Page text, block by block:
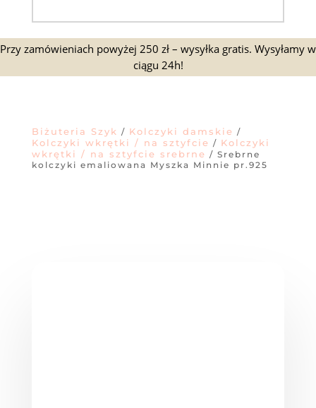
Przy zamówieniach powyżej 250 zł – wysyłka gratis. Wysyłamy w
ciągu 24h!
Biżuteria Szyk / Kolczyki damskie /
Kolczyki wkrętki / na sztyfcie / Kolczyki
wkrętki / na sztyfcie srebrne / Srebrne
kolczyki emaliowana Myszka Minnie pr.925